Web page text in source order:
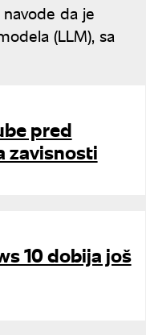
da je
(LLM), sa
pred
zavisnosti
10 dobija još